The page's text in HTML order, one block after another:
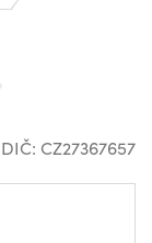
DIČ: CZ27367657